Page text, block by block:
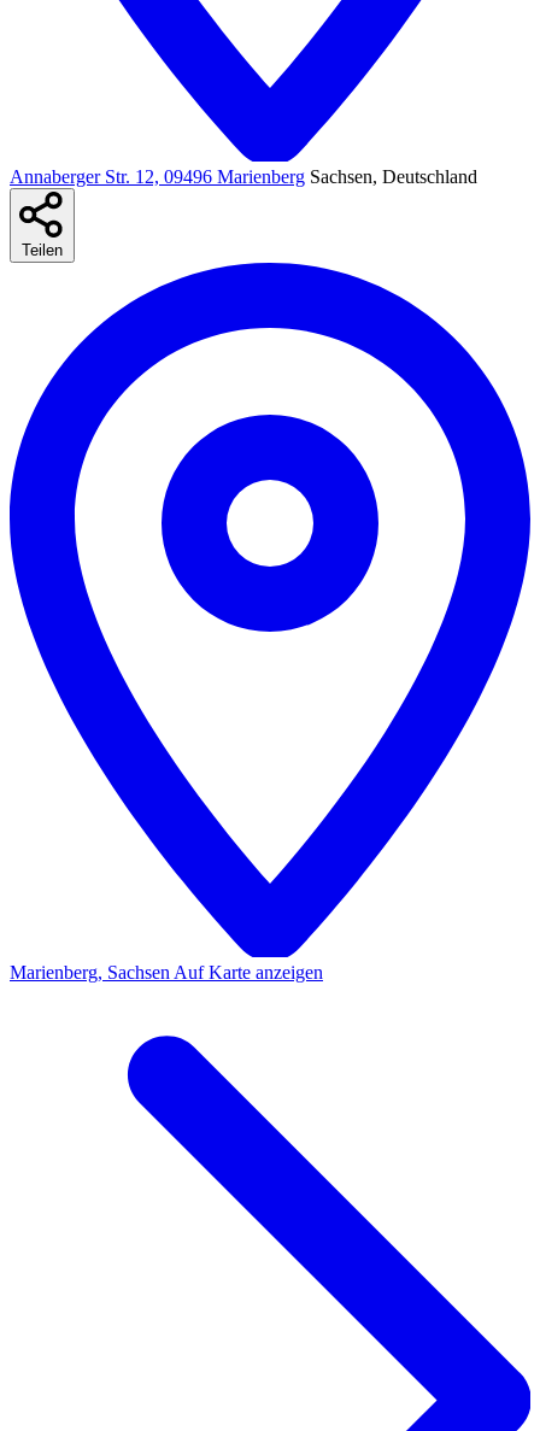
Annaberger Str. 12, 09496 Marienberg Sachsen, Deutschland
Teilen
Marienberg, Sachsen Auf Karte anzeigen